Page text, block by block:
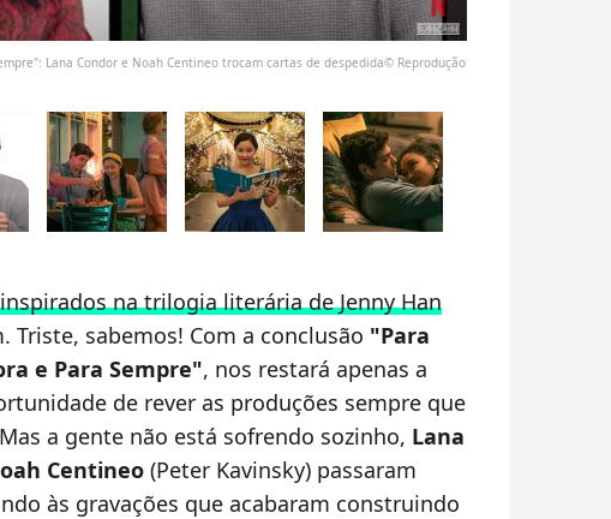
Lana Condor e Noah Centineo trocam cartas de despedida© Reprodução
na trilogia literária de Jenny Han
Triste, sabemos! Com a conclusão "Para
e Para Sempre", nos restará apenas a
de rever as produções sempre que
a gente não está sofrendo sozinho, Lana
Centineo (Peter Kavinsky) passaram
às gravações que acabaram construindo